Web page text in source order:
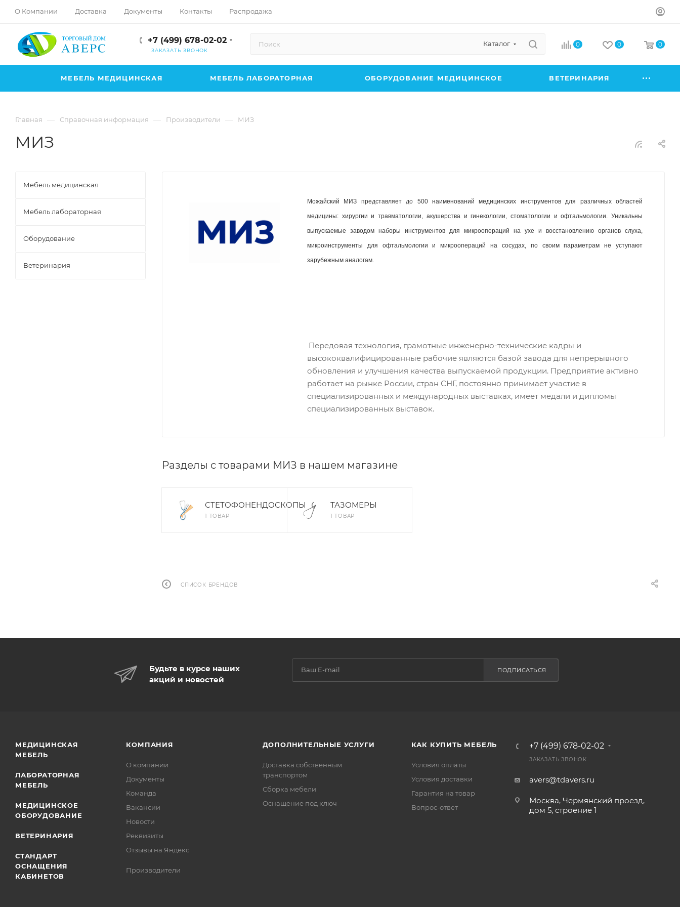
О Компании Доставка Документы Контакты Распродажа
+7 (499) 678-02-02
ЗАКАЗАТЬ ЗВОНОК
Каталог 0 0 0
МЕБЕЛЬ МЕДИЦИНСКАЯ МЕБЕЛЬ ЛАБОРАТОРНАЯ ОБОРУДОВАНИЕ МЕДИЦИНСКОЕ ВЕТЕРИНАРИЯ
Главная — Справочная информация — Производители — МИЗ
МИЗ
Можайский МИЗ представляет до 500 наименований медицинских инструментов для различных областей
медицины: хирургии и травматологии, акушерства и гинекологии, стоматологии и офтальмологии. Уникальны
выпускаемые заводом наборы инструментов для микроопераций на ухе и восстановлению органов слуха,
микроинструменты для офтальмологии и микроопераций на сосудах, по своим параметрам не уступают
зарубежным аналогам.
Передовая технология, грамотные инженерно-технические кадры и
высококвалифицированные рабочие являются базой завода для непрерывного
обновления и улучшения качества выпускаемой продукции. Предприятие активно
работает на рынке России, стран СНГ, постоянно принимает участие в
специализированных и международных выставках, имеет медали и дипломы
специализированных выставок.
Разделы с товарами МИЗ в нашем магазине
СТЕТОФОНЕНДОСКОПЫ
1 ТОВАР
ТАЗОМЕРЫ
1 ТОВАР
СПИСОК БРЕНДОВ
Мебель медицинская
Мебель лабораторная
Оборудование
Ветеринария
Будьте в курсе наших
акций и новостей
ПОДПИСАТЬСЯ
МЕДИЦИНСКАЯ
МЕБЕЛЬ
ЛАБОРАТОРНАЯ
МЕБЕЛЬ
МЕДИЦИНСКОЕ
ОБОРУДОВАНИЕ
ВЕТЕРИНАРИЯ
СТАНДАРТ
ОСНАЩЕНИЯ
КАБИНЕТОВ
КОМПАНИЯ
О компании
Документы
Команда
Вакансии
Новости
Реквизиты
Отзывы на Яндекс
Производители
ДОПОЛНИТЕЛЬНЫЕ УСЛУГИ
Доставка собственным
транспортом
Сборка мебели
Оснащение под ключ
КАК КУПИТЬ МЕБЕЛЬ
Условия оплаты
Условия доставки
Гарантия на товар
Вопрос-ответ
+7 (499) 678-02-02
ЗАКАЗАТЬ ЗВОНОК
avers@tdavers.ru
Москва, Чермянский проезд,
дом 5, строение 1
movies